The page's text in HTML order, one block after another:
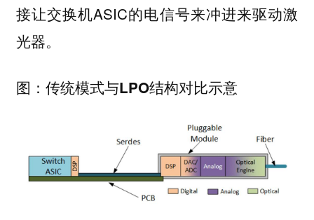
接让交换机ASIC的电信号来冲进来驱动激
光器。
图：传统模式与LPO结构对比示意